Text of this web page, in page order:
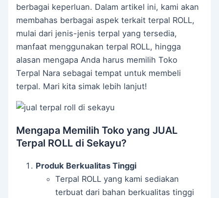
berbagai keperluan. Dalam artikel ini, kami akan
membahas berbagai aspek terkait terpal ROLL,
mulai dari jenis-jenis terpal yang tersedia,
manfaat menggunakan terpal ROLL, hingga
alasan mengapa Anda harus memilih Toko
Terpal Nara sebagai tempat untuk membeli
terpal. Mari kita simak lebih lanjut!
Mengapa Memilih Toko yang JUAL
Terpal ROLL di Sekayu?
Produk Berkualitas Tinggi
Terpal ROLL yang kami sediakan
terbuat dari bahan berkualitas tinggi